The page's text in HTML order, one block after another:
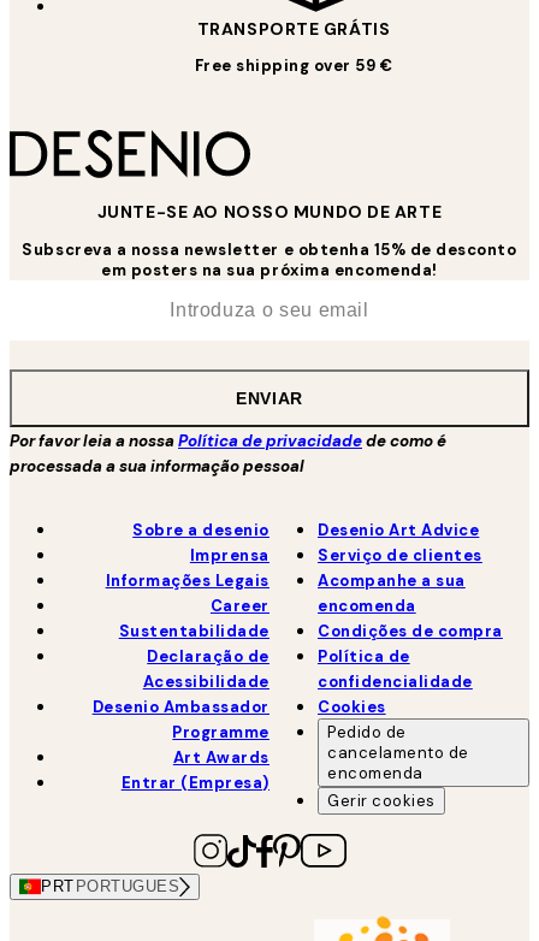
TRANSPORTE GRÁTIS
Free shipping over 59 €
JUNTE-SE AO NOSSO MUNDO DE ARTE
Subscreva a nossa newsletter e obtenha 15% de desconto
em posters na sua próxima encomenda!
ENVIAR
Por favor leia a nossaPolítica de privacidadede como é
processada a sua informação pessoal
Sobre a desenio
Imprensa
Informações Legais
Career
Sustentabilidade
Declaração de
Acessibilidade
Desenio Ambassador
Programme
Art Awards
Entrar (Empresa)
Desenio Art Advice
Serviço de clientes
Acompanhe a sua
encomenda
Condições de compra
Política de
confidencialidade
Cookies
Pedido de
cancelamento de
encomenda
Gerir cookies
PRT PORTUGUES